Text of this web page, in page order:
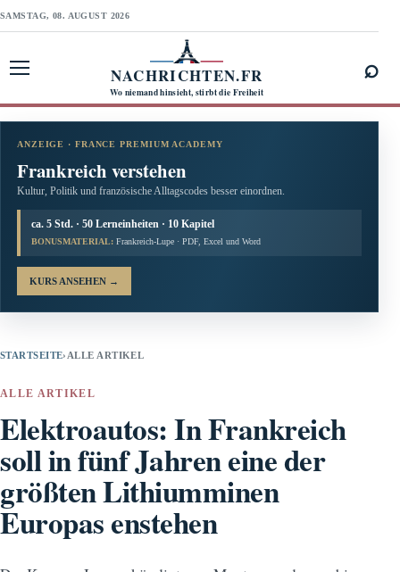
SAMSTAG, 08. AUGUST 2026
NACHRICHTEN.FR
Wo niemand hinsieht, stirbt die Freiheit
⌕
ANZEIGE · FRANCE PREMIUM ACADEMY
Frankreich verstehen
Kultur, Politik und französische Alltagscodes besser einordnen.
ca. 5 Std. · 50 Lerneinheiten · 10 Kapitel
BONUSMATERIAL: Frankreich-Lupe · PDF, Excel und Word
KURS ANSEHEN →
STARTSEITE› ALLE ARTIKEL
ALLE ARTIKEL
Elektroautos: In Frankreich
soll in fünf Jahren eine der
größten Lithiumminen
Europas enstehen